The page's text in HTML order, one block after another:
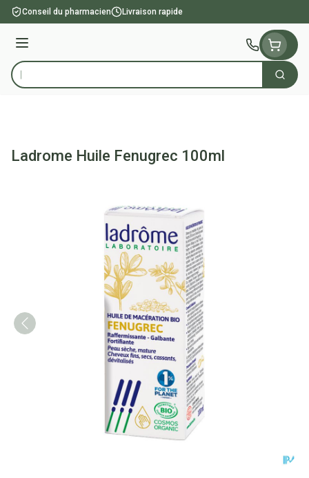
Aller au contenu
Conseil du pharmacien Livraison rapide
Menu
Rechercher
Ladrome Huile Fenugrec 100ml